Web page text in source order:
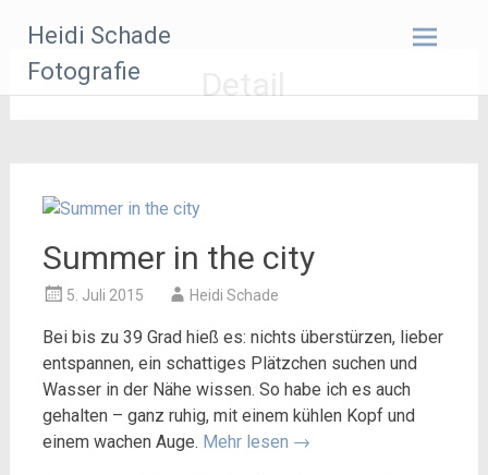
Inhalt
springen
Heidi Schade
Fotografie
Detail
Summer in the city
5. Juli 2015 Heidi Schade
Bei bis zu 39 Grad hieß es: nichts überstürzen, lieber
entspannen, ein schattiges Plätzchen suchen und
Wasser in der Nähe wissen. So habe ich es auch
gehalten – ganz ruhig, mit einem kühlen Kopf und
einem wachen Auge. Mehr lesen →